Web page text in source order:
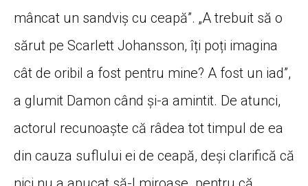
mâncat un sandviș cu ceapă”. „A trebuit să o
sărut pe Scarlett Johansson, îți poți imagina
cât de oribil a fost pentru mine? A fost un iad”,
a glumit Damon când și-a amintit. De atunci,
actorul recunoaște că râdea tot timpul de ea
din cauza suflului ei de ceapă, deși clarifică că